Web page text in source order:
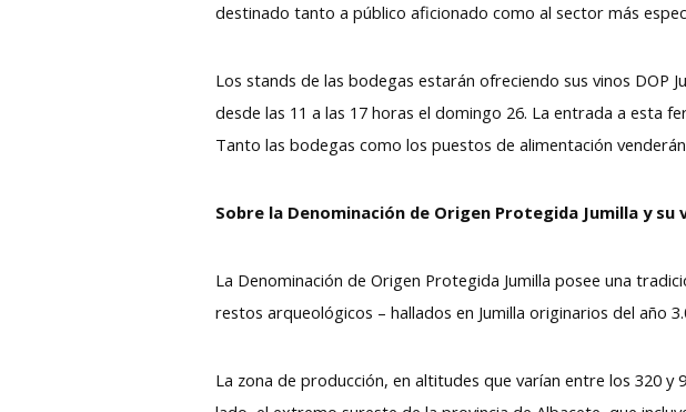
destinado tanto a público aficionado como al sector más
Los stands de las bodegas estarán ofreciendo sus vinos DOP
desde las 11 a las 17 horas el domingo 26. La entrada a esta
Tanto las bodegas como los puestos de alimentación
Sobre la Denominación de Origen Protegida Jumilla y su
La Denominación de Origen Protegida Jumilla posee una
restos arqueológicos – hallados en Jumilla originarios del año
La zona de producción, en altitudes que varían entre los 320